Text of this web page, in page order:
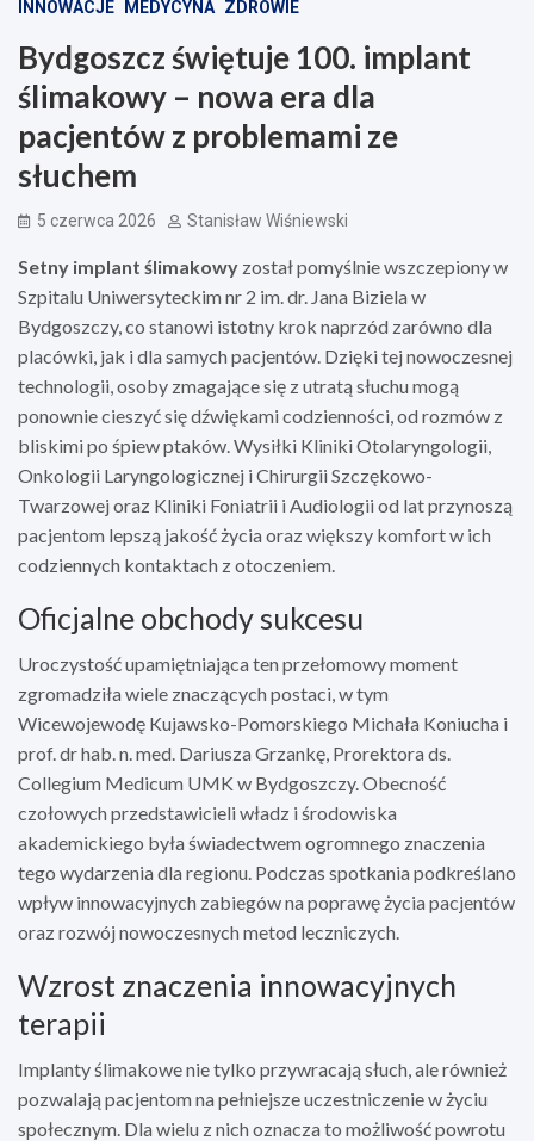
INNOWACJE MEDYCYNA ZDROWIE
Bydgoszcz świętuje 100. implant
ślimakowy – nowa era dla
pacjentów z problemami ze
słuchem
5 czerwca 2026 Stanisław Wiśniewski
Setny implant ślimakowy został pomyślnie wszczepiony w
Szpitalu Uniwersyteckim nr 2 im. dr. Jana Biziela w
Bydgoszczy, co stanowi istotny krok naprzód zarówno dla
placówki, jak i dla samych pacjentów. Dzięki tej nowoczesnej
technologii, osoby zmagające się z utratą słuchu mogą
ponownie cieszyć się dźwiękami codzienności, od rozmów z
bliskimi po śpiew ptaków. Wysiłki Kliniki Otolaryngologii,
Onkologii Laryngologicznej i Chirurgii Szczękowo-
Twarzowej oraz Kliniki Foniatrii i Audiologii od lat przynoszą
pacjentom lepszą jakość życia oraz większy komfort w ich
codziennych kontaktach z otoczeniem.
Oficjalne obchody sukcesu
Uroczystość upamiętniająca ten przełomowy moment
zgromadziła wiele znaczących postaci, w tym
Wicewojewodę Kujawsko-Pomorskiego Michała Koniucha i
prof. dr hab. n. med. Dariusza Grzankę, Prorektora ds.
Collegium Medicum UMK w Bydgoszczy. Obecność
czołowych przedstawicieli władz i środowiska
akademickiego była świadectwem ogromnego znaczenia
tego wydarzenia dla regionu. Podczas spotkania podkreślano
wpływ innowacyjnych zabiegów na poprawę życia pacjentów
oraz rozwój nowoczesnych metod leczniczych.
Wzrost znaczenia innowacyjnych
terapii
Implanty ślimakowe nie tylko przywracają słuch, ale również
pozwalają pacjentom na pełniejsze uczestniczenie w życiu
społecznym. Dla wielu z nich oznacza to możliwość powrotu